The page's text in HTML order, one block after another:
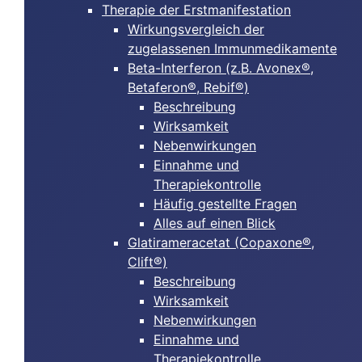
Therapie der Erstmanifestation
Wirkungsvergleich der
zugelassenen Immunmedikamente
Beta-Interferon (z.B. Avonex®,
Betaferon®, Rebif®)
Beschreibung
Wirksamkeit
Nebenwirkungen
Einnahme und
Therapiekontrolle
Häufig gestellte Fragen
Alles auf einen Blick
Glatirameracetat (Copaxone®,
Clift®)
Beschreibung
Wirksamkeit
Nebenwirkungen
Einnahme und
Therapiekontrolle